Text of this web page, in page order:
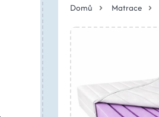
Domů Matrace